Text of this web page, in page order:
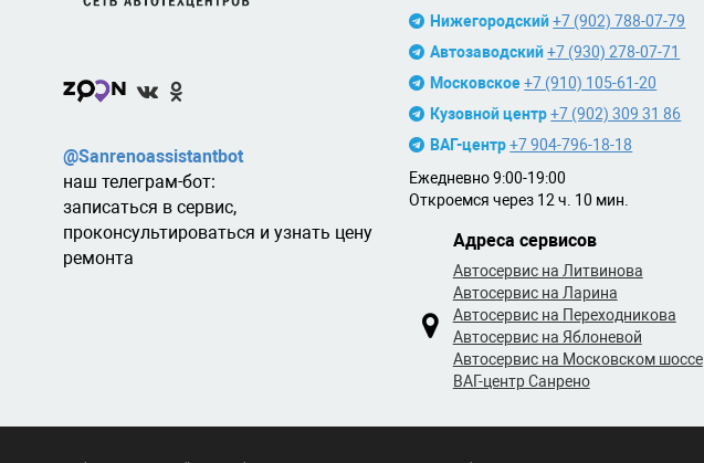
@Sanrenoassistantbot
наш телеграм-бот:
записаться в сервис,
проконсультироваться и узнать цену
ремонта
Нижегородский +7 (902) 788-07-79
Автозаводский +7 (930) 278-07-71
Московское +7 (910) 105-61-20
Кузовной центр +7 (902) 309 31 86
ВАГ-центр +7 904-796-18-18
Ежедневно 9:00-19:00
Откроемся через 12 ч. 10 мин.
Адреса сервисов
Автосервис на Литвинова
Автосервис на Ларина
Автосервис на Переходникова
Автосервис на Яблоневой
Автосервис на Московском шоссе
ВАГ-центр Санрено